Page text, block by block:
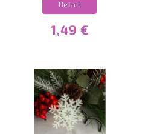
1,49 €
Detail